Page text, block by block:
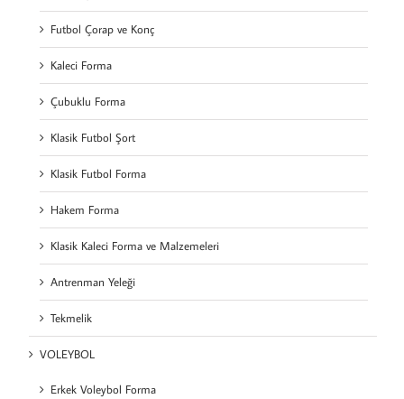
Futbol Çorap ve Konç
Kaleci Forma
Çubuklu Forma
Klasik Futbol Şort
Klasik Futbol Forma
Hakem Forma
Klasik Kaleci Forma ve Malzemeleri
Antrenman Yeleği
Tekmelik
VOLEYBOL
Erkek Voleybol Forma